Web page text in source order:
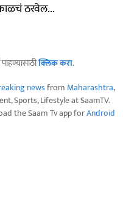
ठरवेल...
क्लिक करा.
newsfrom Maharashtra,
Sports, Lifestyle at SaamTV.
the Saam Tv app forAndroid